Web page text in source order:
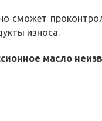
сможет
износа.
масло